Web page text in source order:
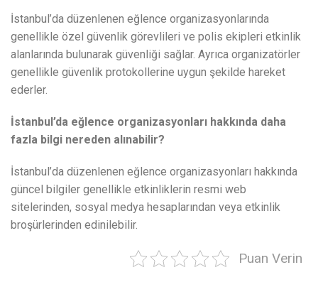
İstanbul’da düzenlenen eğlence organizasyonlarında
genellikle özel güvenlik görevlileri ve polis ekipleri etkinlik
alanlarında bulunarak güvenliği sağlar. Ayrıca organizatörler
genellikle güvenlik protokollerine uygun şekilde hareket
ederler.
İstanbul’da eğlence organizasyonları hakkında daha
fazla bilgi nereden alınabilir?
İstanbul’da düzenlenen eğlence organizasyonları hakkında
güncel bilgiler genellikle etkinliklerin resmi web
sitelerinden, sosyal medya hesaplarından veya etkinlik
broşürlerinden edinilebilir.
Puan Verin